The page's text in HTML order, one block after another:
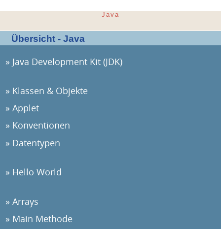
Java
Übersicht - Java
Java Development Kit (JDK)
Klassen & Objekte
Applet
Konventionen
Datentypen
Hello World
Arrays
Main Methode